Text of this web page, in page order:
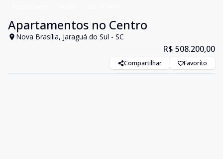
Apartamentos no Centro
Nova Brasília, Jaraguá do Sul - SC
R$ 508.200,00
Compartilhar Favorito